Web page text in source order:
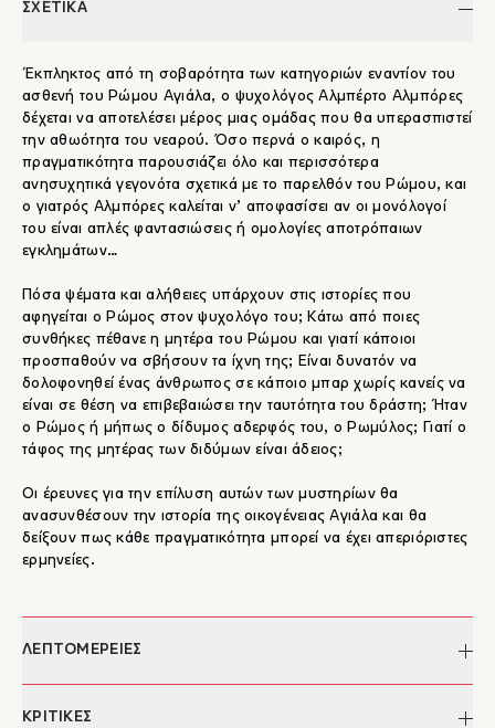
ΣΧΕΤΙΚΑ
Έκπληκτος από τη σοβαρότητα των κατηγοριών εναντίον του
ασθενή του Ρώμου Αγιάλα, ο ψυχολόγος Αλμπέρτο Αλμπόρες
δέχεται να αποτελέσει μέρος μιας ομάδας που θα υπερασπιστεί
την αθωότητα του νεαρού. Όσο περνά ο καιρός, η
πραγματικότητα παρουσιάζει όλο και περισσότερα
ανησυχητικά γεγονότα σχετικά με το παρελθόν του Ρώμου, και
ο γιατρός Αλμπόρες καλείται ν’ αποφασίσει αν οι μονόλογοί
του είναι απλές φαντασιώσεις ή ομολογίες αποτρόπαιων
εγκλημάτων…
Πόσα ψέματα και αλήθειες υπάρχουν στις ιστορίες που
αφηγείται ο Ρώμος στον ψυχολόγο του; Κάτω από ποιες
συνθήκες πέθανε η μητέρα του Ρώμου και γιατί κάποιοι
προσπαθούν να σβήσουν τα ίχνη της; Είναι δυνατόν να
δολοφονηθεί ένας άνθρωπος σε κάποιο μπαρ χωρίς κανείς να
είναι σε θέση να επιβεβαιώσει την ταυτότητα του δράστη; Ήταν
ο Ρώμος ή μήπως ο δίδυμος αδερφός του, ο Ρωμύλος; Γιατί ο
τάφος της μητέρας των διδύμων είναι άδειος;
Οι έρευνες για την επίλυση αυτών των μυστηρίων θα
ανασυνθέσουν την ιστορία της οικογένειας Αγιάλα και θα
δείξουν πως κάθε πραγματικότητα μπορεί να έχει απεριόριστες
ερμηνείες.
ΛΕΠΤΟΜΕΡΕΙΕΣ
Συγγραφέας:
ΚΡΙΤΙΚΕΣ